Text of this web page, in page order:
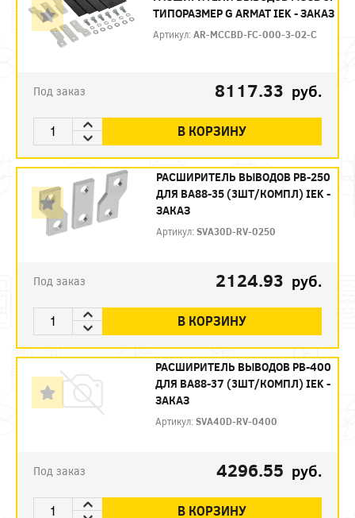
ТИПОРАЗМЕР G ARMAT IEK - ЗАКАЗ
Артикул:AR-MCCBD-FC-000-3-02-C
Под заказ 8117.33 руб.
В КОРЗИНУ
РАСШИРИТЕЛЬ ВЫВОДОВ РВ-250
ДЛЯ ВА88-35 (3ШТ/КОМПЛ) IEK -
ЗАКАЗ
Артикул:SVA30D-RV-0250
Под заказ 2124.93 руб.
В КОРЗИНУ
РАСШИРИТЕЛЬ ВЫВОДОВ РВ-400
ДЛЯ ВА88-37 (3ШТ/КОМПЛ) IEK -
ЗАКАЗ
Артикул:SVA40D-RV-0400
Под заказ 4296.55 руб.
В КОРЗИНУ